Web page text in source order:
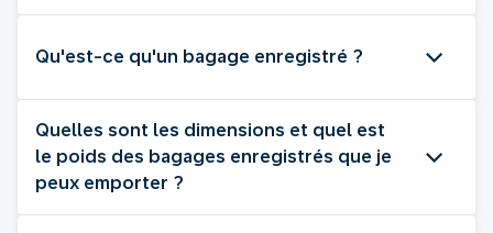
Qu'est-ce qu'un bagage enregistré ?
Quelles sont les dimensions et quel est
le poids des bagages enregistrés que je
peux emporter ?